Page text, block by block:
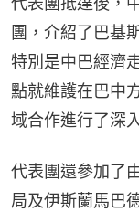
團，介紹了巴基
特別是中巴經濟
點就維護在巴中
域合作進行了深
代表團還參加了
局及伊斯蘭馬巴